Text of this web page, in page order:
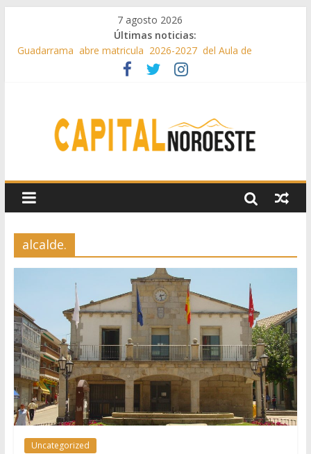
7 agosto 2026
Últimas noticias:
Guadarrama abre matricula 2026-2027 del Aula de
Ya están en marcha o finalizadas más del 88% de las 43
programación cultural de Las Rozas
La Comunidad de Madrid entrega cerca de medio millón de
Boadilla reforzó sus zonas verdes en 2025 con 1360 nuevos
árboles, más de 6700 arbustos y 42.000 flores
alcalde.
Uncategorized